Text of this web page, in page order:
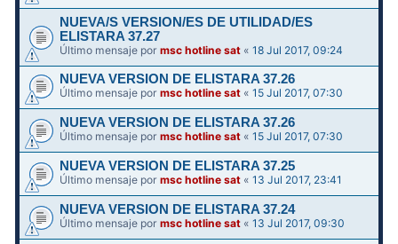
NUEVA/S VERSION/ES DE UTILIDAD/ES
ELISTARA 37.27
Último mensaje pormsc hotline sat «18 Jul 2017, 09:24
NUEVA VERSION DE ELISTARA 37.26
Último mensaje pormsc hotline sat «15 Jul 2017, 07:30
NUEVA VERSION DE ELISTARA 37.26
Último mensaje pormsc hotline sat «15 Jul 2017, 07:30
NUEVA VERSION DE ELISTARA 37.25
Último mensaje pormsc hotline sat «13 Jul 2017, 23:41
NUEVA VERSION DE ELISTARA 37.24
Último mensaje pormsc hotline sat «13 Jul 2017, 09:30